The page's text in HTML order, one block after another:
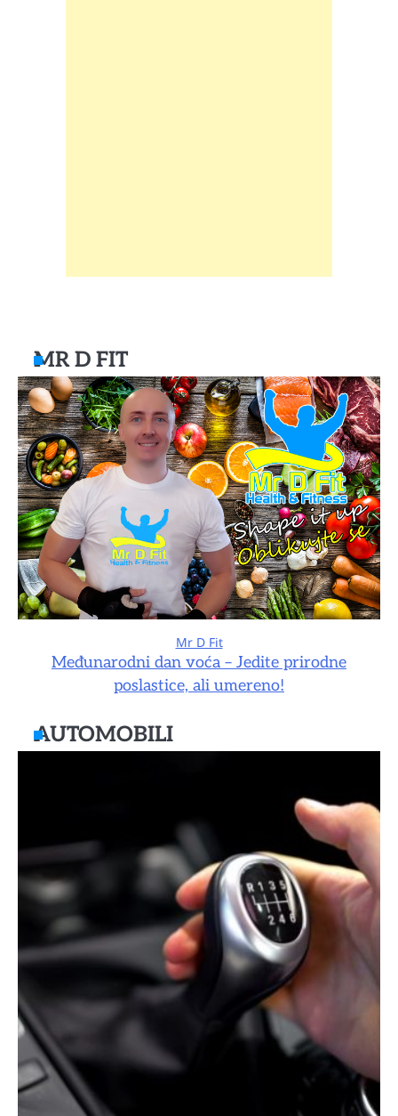
MR D FIT
Mr D Fit
Međunarodni dan voća – Jedite prirodne
poslastice, ali umereno!
AUTOMOBILI